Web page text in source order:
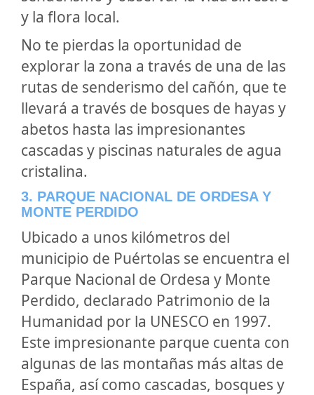
y la flora local.
No te pierdas la oportunidad de
explorar la zona a través de una de las
rutas de senderismo del cañón, que te
llevará a través de bosques de hayas y
abetos hasta las impresionantes
cascadas y piscinas naturales de agua
cristalina.
3. PARQUE NACIONAL DE ORDESA Y
MONTE PERDIDO
Ubicado a unos kilómetros del
municipio de Puértolas se encuentra el
Parque Nacional de Ordesa y Monte
Perdido, declarado Patrimonio de la
Humanidad por la UNESCO en 1997.
Este impresionante parque cuenta con
algunas de las montañas más altas de
España, así como cascadas, bosques y